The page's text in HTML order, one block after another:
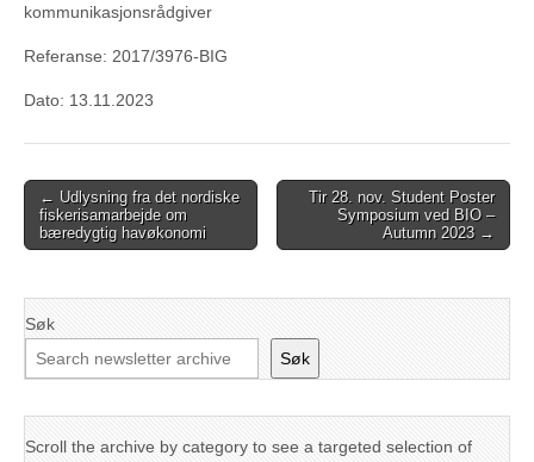
kommunikasjonsrådgiver
Referanse: 2017/3976-BIG
Dato: 13.11.2023
Post
navigation
← Udlysning fra det nordiske
fiskerisamarbejde om
bæredygtig havøkonomi
Tir 28. nov. Student Poster
Symposium ved BIO –
Autumn 2023 →
Søk
Søk
Scroll the archive by category to see a targeted selection of